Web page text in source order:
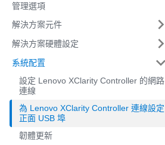
管理選項
解決方案元件
解決方案硬體設定
系統配置
設定 Lenovo XClarity Controller 的網路
連線
為 Lenovo XClarity Controller 連線設定
正面 USB 埠
韌體更新